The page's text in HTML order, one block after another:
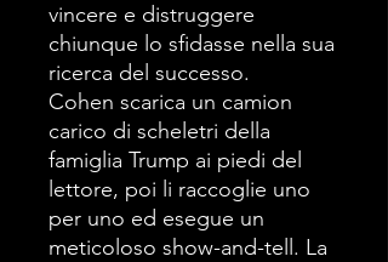
vincere e distruggere
chiunque lo sfidasse nella sua
ricerca del successo.
Cohen scarica un camion
carico di scheletri della
famiglia Trump ai piedi del
lettore, poi li raccoglie uno
per uno ed esegue un
meticoloso show-and-tell. La